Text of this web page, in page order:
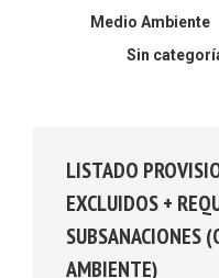
Medio Ambiente
Sin
LISTADO
EXCLUIDOS +
SUBSANACIONES
AMBIENTE)